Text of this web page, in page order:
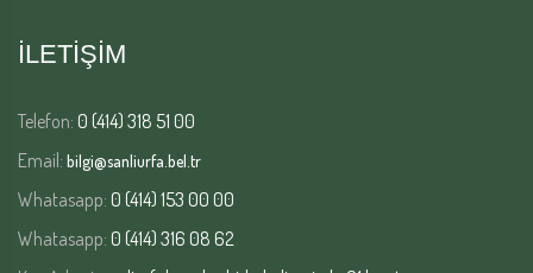
İLETİŞİM
Telefon: 0 (414) 318 51 00
Email: bilgi@sanliurfa.bel.tr
Whatasapp: 0 (414) 153 00 00
Whatasapp: 0 (414) 316 08 62